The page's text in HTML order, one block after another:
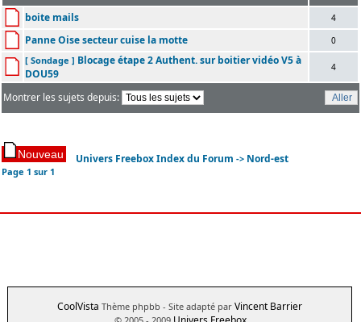
boite mails 4
Panne Oise secteur cuise la motte 0
[ Sondage ] Blocage étape 2 Authent. sur boitier vidéo V5 à
DOU59
4
Montrer les sujets depuis:
Univers Freebox Index du Forum -> Nord-est
Page1 sur1
CoolVista Thème phpbb - Site adapté par Vincent Barrier